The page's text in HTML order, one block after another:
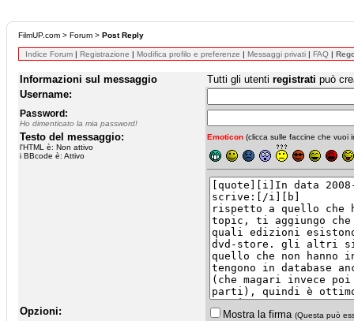
FilmUP.com > Forum > Post Reply
Indice Forum | Registrazione | Modifica profilo e preferenze | Messaggi privati | FAQ |
Informazioni sul messaggio Tutti gli utenti registrati può
Username:
Password:
Ho dimenticato la mia password!
Testo del messaggio:
l'HTML è: Non attivo
i BBcode è: Attivo
Emoticon (clicca sulle faccine che vuoi
Opzioni: Mostra la firma (Questa può